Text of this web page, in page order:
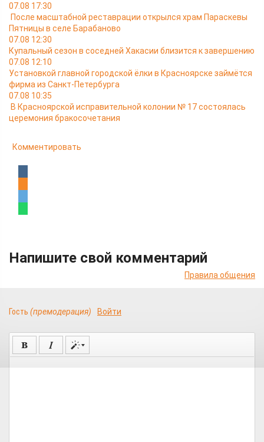
07.08 17:30
После масштабной реставрации открылся храм Параскевы
Пятницы в селе Барабаново
07.08 12:30
Купальный сезон в соседней Хакасии близится к завершению
07.08 12:10
Установкой главной городской ёлки в Красноярске займётся
фирма из Санкт-Петербурга
07.08 10:35
В Красноярской исправительной колонии № 17 состоялась
церемония бракосочетания
Комментировать
Напишите свой комментарий
Правила общения
Гость (премодерация) Войти